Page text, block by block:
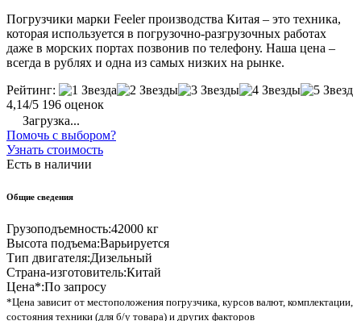
Погрузчики марки Feeler производства Китая – это техника,
которая используется в погрузочно-разгрузочных работах
даже в морских портах позвонив по телефону. Наша цена –
всегда в рублях и одна из самых низких на рынке.
Рейтинг:
4,14/5 196 оценок
Загрузка...
Помочь с выбором?
Узнать стоимость
Есть в наличии
Общие сведения
Грузоподъемность:42000 кг
Высота подъема:Варьируется
Тип двигателя:Дизельный
Страна-изготовитель:Китай
Цена*:По запросу
*Цена зависит от местоположения погрузчика, курсов валют, комплектации,
состояния техники (для б/у товара) и других факторов